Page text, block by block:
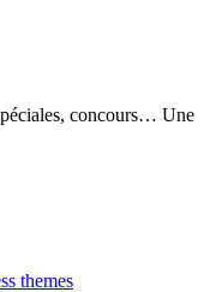
concours… Une
themes